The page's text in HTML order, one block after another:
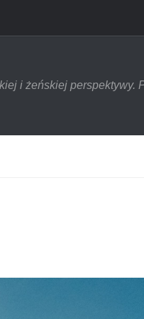
i żeńskiej perspektywy.